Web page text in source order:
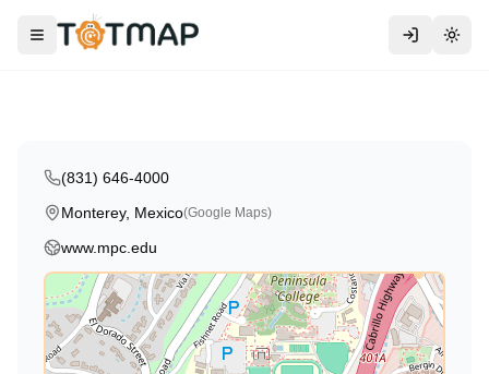
Toggle menu
Monterey Peninsula College
(831) 646-4000
Monterey, Mexico(Google Maps)
www.mpc.edu